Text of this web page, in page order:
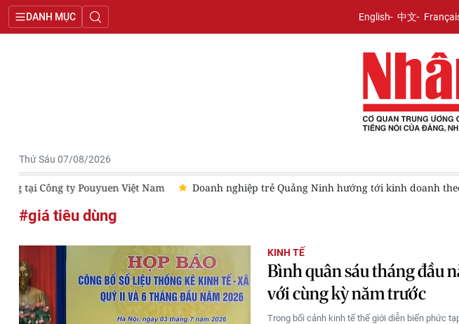
DANH MỤC English 中文
Thứ Sáu 07/08/2026
Doanh nghiệp trẻ Quảng Ninh hướng tới kinh doanh theo tiêu chí "ba chữ thật" Bộ
#giá tiêu dùng
KINH TẾ
Bình quân sáu tháng đầu
với cùng kỳ năm trước
Trong bối cảnh kinh tế thế giới diễn biến phức